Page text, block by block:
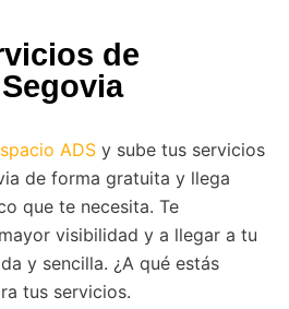
de
ADS y sube tus servicios
de forma gratuita y llega
que te necesita. Te
visibilidad y a llegar a tu
y sencilla. ¿A qué estás
tus servicios.